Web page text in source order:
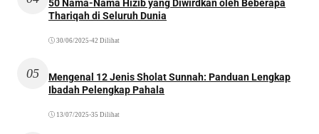
50 Nama-Nama Hizib yang Diwirdkan oleh Beberapa
Thariqah di Seluruh Dunia
30/06/2025 •42 Dilihat
05
Mengenal 12 Jenis Sholat Sunnah: Panduan Lengkap
Ibadah Pelengkap Pahala
13/07/2025 •35 Dilihat